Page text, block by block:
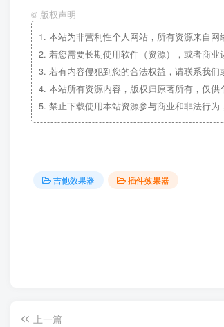
© 版权声明
1. 本站为非营利性个人网站，所有资源来自
2. 若您需要长期使用软件（资源），或者商
3. 若有内容侵犯到您的合法权益，请联系我们
4. 本站所有资源内容，版权归原著所有，仅
5. 禁止下载使用本站资源参与商业和非法行
吉他效果器 插件效果器
上一篇